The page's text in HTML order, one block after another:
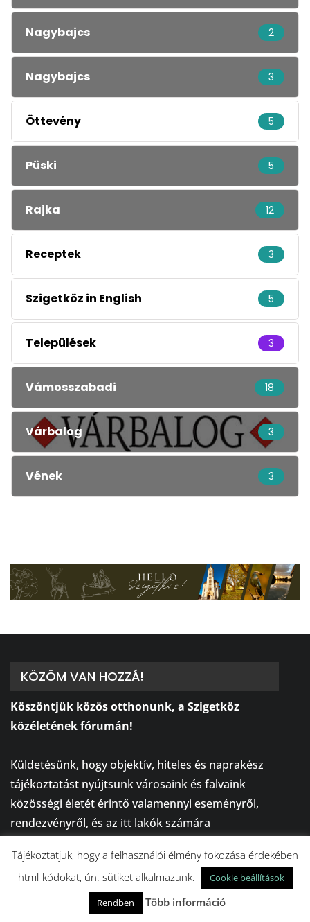
Nagybajcs 2
Nagybajcs 3
Öttevény 5
Püski 5
Rajka 12
Receptek 3
Szigetköz in English 5
Települések 3
Vámosszabadi 18
Várbalog 3
Vének 3
KÖZÖM VAN HOZZÁ!
Köszöntjük közös otthonunk, a Szigetköz
közéletének fórumán!
Küldetésünk, hogy objektív, hiteles és naprakész
tájékoztatást nyújtsunk városaink és falvaink
közösségi életét érintő valamennyi eseményről,
rendezvényről, és az itt lakók számára
⠀
KÖZösségi, KÖZéleti, KÖZlekedési és KÖZérdekű
információk egy helyen!
Tájékoztatjuk, hogy a felhasználói élmény fokozása érdekében
html-kódokat, ún. sütiket alkalmazunk.
Cookie beállítások
Rendben
Több információ